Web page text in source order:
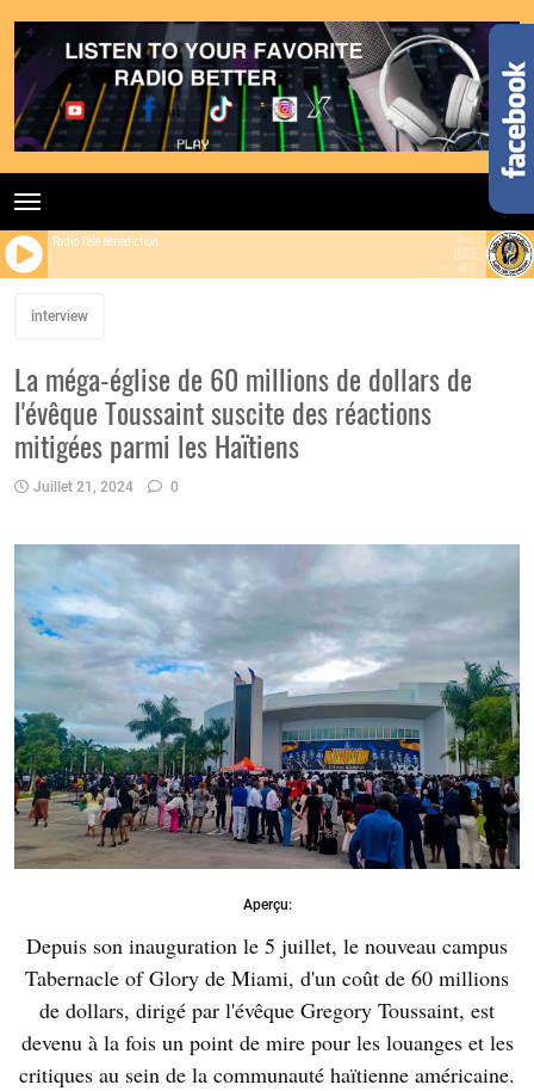
Radio Tele Benediction
interview
La méga-église de 60 millions de dollars de
l'évêque Toussaint suscite des réactions
mitigées parmi les Haïtiens
Juillet 21, 2024 0
Aperçu:
Depuis son inauguration le 5 juillet, le nouveau campus
Tabernacle of Glory de Miami, d'un coût de 60 millions
de dollars, dirigé par l'évêque Gregory Toussaint, est
devenu à la fois un point de mire pour les louanges et les
critiques au sein de la communauté haïtienne américaine.